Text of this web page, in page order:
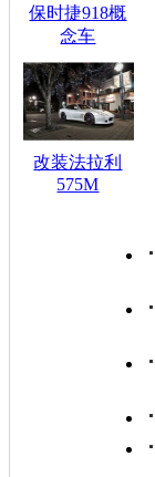
保时捷918概
念车
改装法拉利
575M